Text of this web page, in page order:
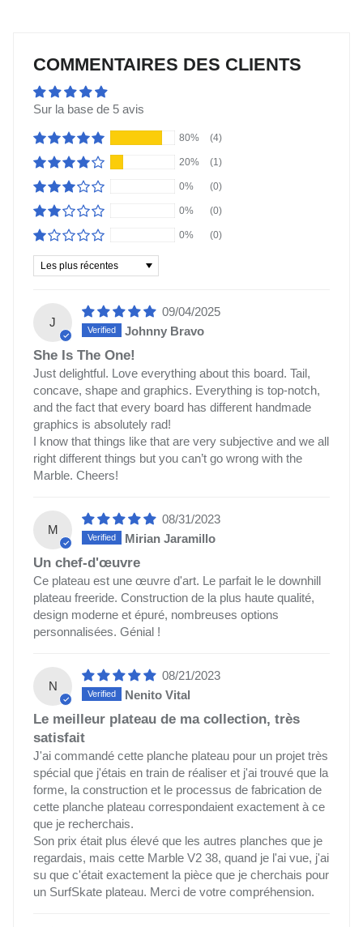
COMMENTAIRES DES CLIENTS
Sur la base de 5 avis
80% (4)
20% (1)
0% (0)
0% (0)
0% (0)
Trier par
J
09/04/2025
Johnny Bravo
She Is The One!
Just delightful. Love everything about this board. Tail,
concave, shape and graphics. Everything is top-notch,
and the fact that every board has different handmade
graphics is absolutely rad!
I know that things like that are very subjective and we all
right different things but you can’t go wrong with the
Marble. Cheers!
M
08/31/2023
Mirian Jaramillo
Un chef-d'œuvre
Ce plateau est une œuvre d'art. Le parfait le le downhill
plateau freeride. Construction de la plus haute qualité,
design moderne et épuré, nombreuses options
personnalisées. Génial !
N
08/21/2023
Nenito Vital
Le meilleur plateau de ma collection, très
satisfait
J'ai commandé cette planche plateau pour un projet très
spécial que j'étais en train de réaliser et j'ai trouvé que la
forme, la construction et le processus de fabrication de
cette planche plateau correspondaient exactement à ce
que je recherchais.
Son prix était plus élevé que les autres planches que je
regardais, mais cette Marble V2 38, quand je l'ai vue, j'ai
su que c'était exactement la pièce que je cherchais pour
un SurfSkate plateau. Merci de votre compréhension.